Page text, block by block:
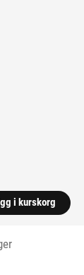
i kurskorg